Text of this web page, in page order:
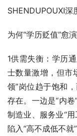
SHENDUPOUXI深
为何“学历贬值”愈
1供需失衡：学历
士数量激增，但市
领”岗位趋于饱和
存在。一边是“内
制造业、服务业“
陷入“高不成低不就”